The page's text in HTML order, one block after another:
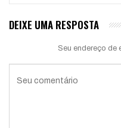
DEIXE UMA RESPOSTA
Seu endereço de